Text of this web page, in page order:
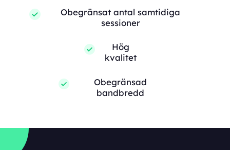
Obegränsat antal samtidiga
sessioner
Hög
kvalitet
Obegränsad
bandbredd